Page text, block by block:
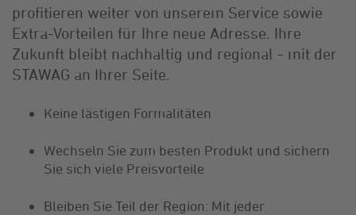
profitieren weiter von unserem Service sowie
Extra-Vorteilen für Ihre neue Adresse. Ihre
Zukunft bleibt nachhaltig und regional - mit der
STAWAG an Ihrer Seite.
Keine lästigen Formalitäten
Wechseln Sie zum besten Produkt und sichern
Sie sich viele Preisvorteile
Bleiben Sie Teil der Region: Mit jeder